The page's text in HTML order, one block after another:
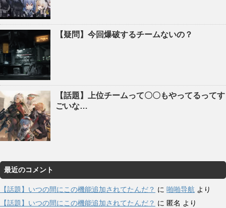
【疑問】今回爆破するチームないの？
【話題】上位チームって〇〇もやってるってす
ごいな…
最近のコメント
【話題】いつの間にこの機能追加されてたんだ？ に 啪啪导航 より
【話題】いつの間にこの機能追加されてたんだ？ に 匿名 より